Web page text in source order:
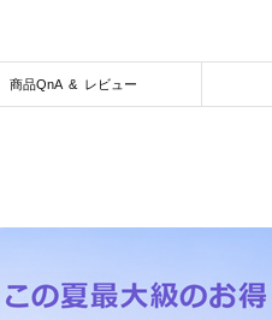
商品QnA & レビュー